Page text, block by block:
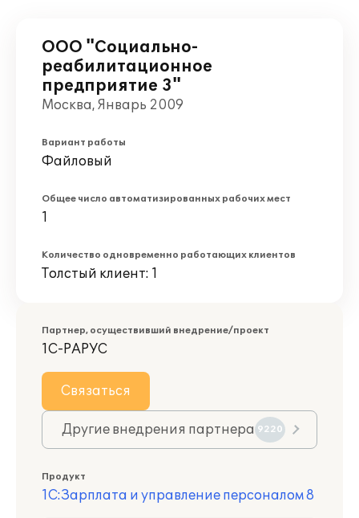
ООО "Социально-
реабилитационное
предприятие 3"
Москва, Январь 2009
Вариант работы
Файловый
Общее число автоматизированных рабочих мест
1
Количество одновременно работающих клиентов
Толстый клиент: 1
Партнер, осуществивший внедрение/проект
1С-РАРУС
Связаться
Другие внедрения партнера 9220
Продукт
1С:Зарплата и управление персоналом 8